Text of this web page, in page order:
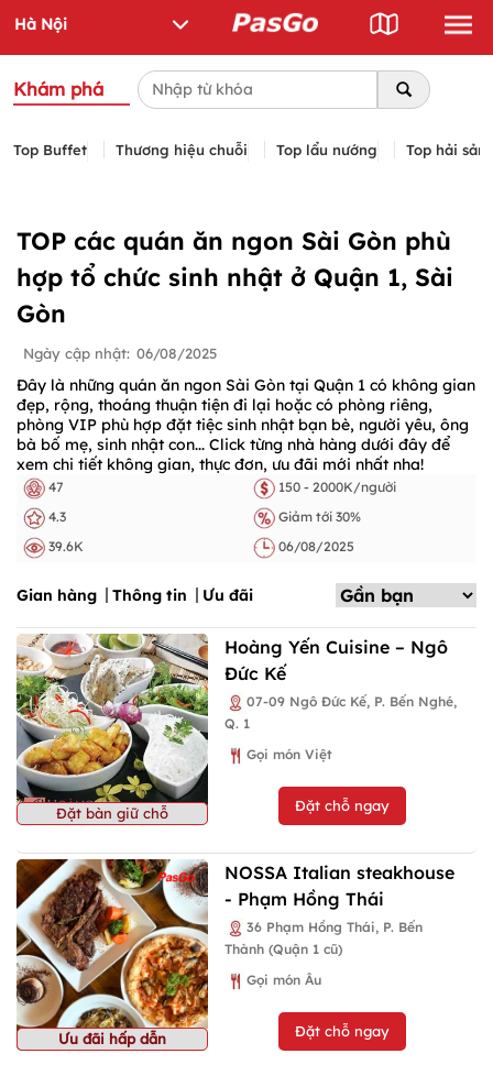
Khám phá
Top Buffet Thương hiệu chuỗi Top lẩu nướng Top hải sản
TOP các quán ăn ngon Sài Gòn phù
hợp tổ chức sinh nhật ở Quận 1, Sài
Gòn
Ngày cập nhật: 06/08/2025
Đây là những quán ăn ngon Sài Gòn tại Quận 1 có không gian
đẹp, rộng, thoáng thuận tiện đi lại hoặc có phòng riêng,
phòng VIP phù hợp đặt tiệc sinh nhật bạn bè, người yêu, ông
bà bố mẹ, sinh nhật con... Click từng nhà hàng dưới đây để
xem chi tiết không gian, thực đơn, ưu đãi mới nhất nha!
47
150 - 2000K/người
4.3
Giảm tới 30%
39.6K
06/08/2025
Gian hàng Thông tin Ưu đãi
Đặt bàn giữ chỗ
Hoàng Yến Cuisine – Ngô
Đức Kế
07-09 Ngô Đức Kế, P. Bến Nghé,
Q. 1
Gọi món Việt
Đặt chỗ ngay
Ưu đãi hấp dẫn
NOSSA Italian steakhouse
- Phạm Hồng Thái
36 Phạm Hồng Thái, P. Bến
Thành (Quận 1 cũ)
Gọi món Âu
Đặt chỗ ngay